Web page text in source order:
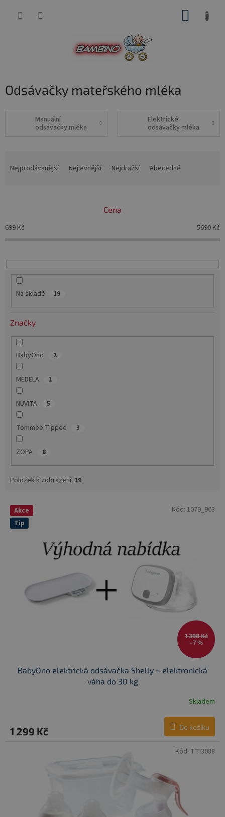
Odsávačky mateřského mléka
Manuální
odsávačky mléka
Elektrické
odsávačky mléka
p
r
u
Nejprodávanější Nejlevnější Nejdražší Abecedně
Cena
699 Kč 5690 Kč
Na skladě 19
Značky
BabyOno 2
MEDELA 1
NUVITA 5
Tommee Tippee 3
ZOPA 8
Položek k zobrazení: 19
V
p
Akce
Tip
1 398 Kč
–7 %
BabyOno elektrická odsávačka Shelly + elektronická
váha do 30 kg
Skladem
1 299 Kč Do košíku
Kód: 1079_963
Kód: TTI3088